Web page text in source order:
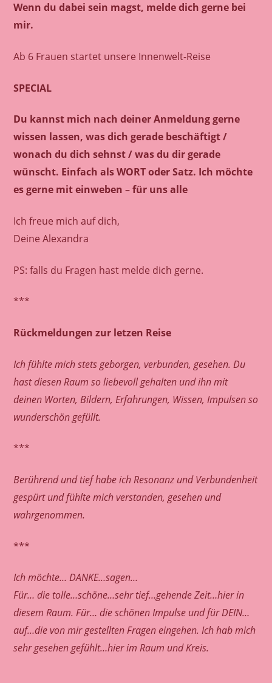
Wenn du dabei sein magst, melde dich gerne bei
mir.
Ab 6 Frauen startet unsere Innenwelt-Reise
SPECIAL
Du kannst mich nach deiner Anmeldung gerne
wissen lassen, was dich gerade beschäftigt /
wonach du dich sehnst / was du dir gerade
wünscht. Einfach als WORT oder Satz. Ich möchte
es gerne mit einweben –für uns alle
Ich freue mich auf dich,
Deine Alexandra
PS: falls du Fragen hast melde dich gerne.
***
Rückmeldungen zur letzen Reise
Ich fühlte mich stets geborgen, verbunden, gesehen. Du
hast diesen Raum so liebevoll gehalten und ihn mit
deinen Worten, Bildern, Erfahrungen, Wissen, Impulsen so
wunderschön gefüllt.
***
Berührend und tief habe ich Resonanz und Verbundenheit
gespürt und fühlte mich verstanden, gesehen und
wahrgenommen.
***
Ich möchte… DANKE…sagen…
Für… die tolle…schöne…sehr tief…gehende Zeit…hier in
diesem Raum. Für… die schönen Impulse und für DEIN…
auf…die von mir gestellten Fragen eingehen. Ich hab mich
sehr gesehen gefühlt…hier im Raum und Kreis.